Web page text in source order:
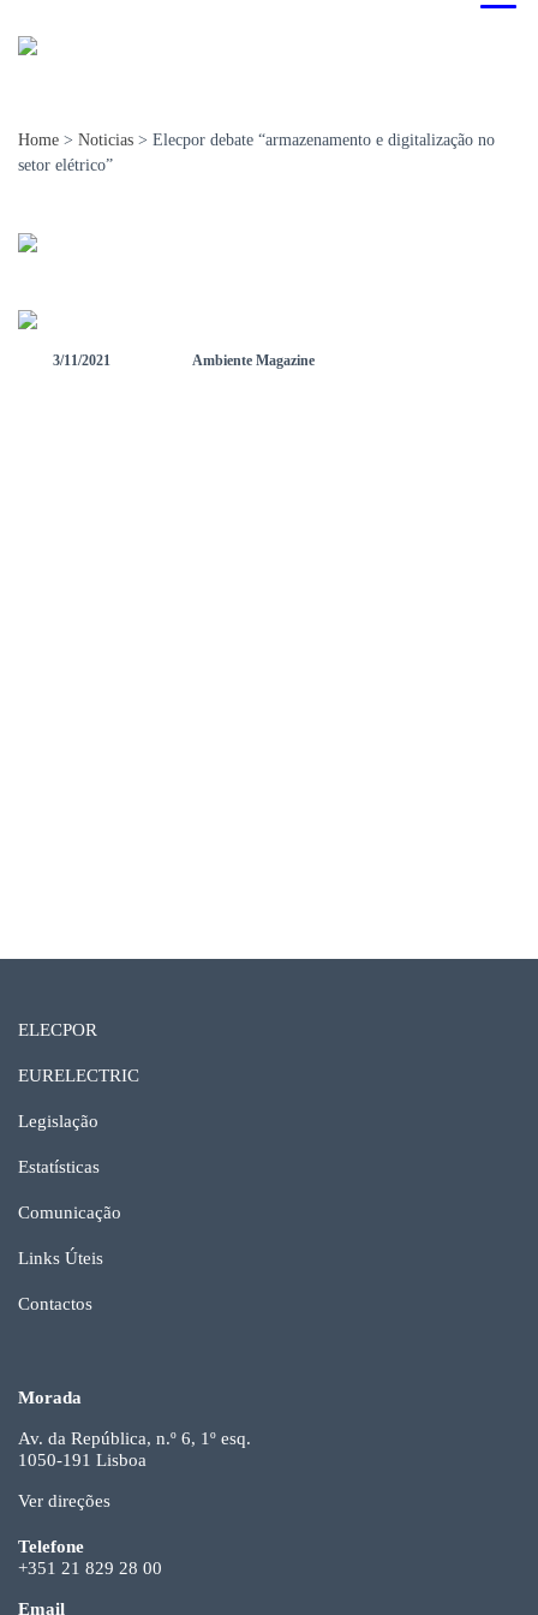
Home > Noticias > Elecpor debate “armazenamento e digitalização no
setor elétrico”
3/11/2021 Ambiente Magazine
ELECPOR
EURELECTRIC
Legislação
Estatísticas
Comunicação
Links Úteis
Contactos
Morada
Av. da República, n.º 6, 1º esq.
1050-191 Lisboa
Ver direções
Telefone
+351 21 829 28 00
Email